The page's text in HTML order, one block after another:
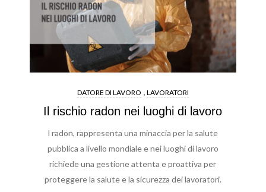
DATORE DI LAVORO , LAVORATORI
Il rischio radon nei luoghi di lavoro
l radon, rappresenta una minaccia per la salute
pubblica a livello mondiale e nei luoghi di lavoro
richiede una gestione attenta e proattiva per
proteggere la salute e la sicurezza dei lavoratori.